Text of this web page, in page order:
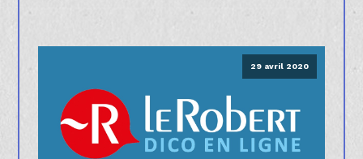
29 avril 2020